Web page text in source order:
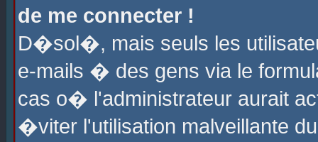
de me connecter !
D�sol�, mais seuls les
e-mails � des gens via le
cas o� l'administrateur aurait
�viter l'utilisation malveillante